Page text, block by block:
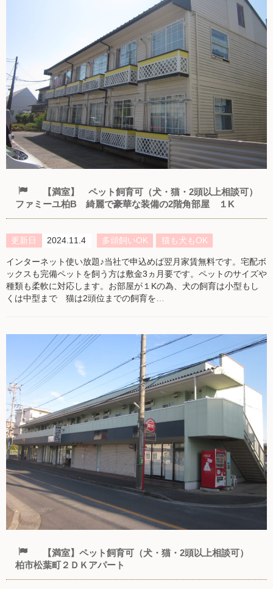
【満室】 ペット飼育可（犬・猫・2頭以上相談可）
ファミーユ柏B 綺麗で豪華な装備の2階角部屋 １K
更新日 2024.11.4 多頭飼いOK 猫も犬もOK
インターネット使い放題♪当社で申込めば翌月家賃無料です。宅配ボ
ックスも完備ペットを飼う方は敷金3ヵ月要です。ペットのサイズや
種類も柔軟に対応します。お部屋が１Kの為、犬の飼育は小型もし
くは中型まで 猫は2頭位までの飼育を
【満室】ペット飼育可（犬・猫・2頭以上相談可）
柏市松葉町２ＤＫアパート